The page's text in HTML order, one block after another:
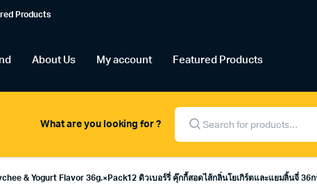
Products
About Us My account Featured Products
What are you looking for ?
Products
search
& Yogurt Flavor 36g.×Pack12 ดิวเบอร์รี่ คุ๊กกี้สอดไส้กลิ่นโยเกิร์ตและแยมลิ้นจี่ 36